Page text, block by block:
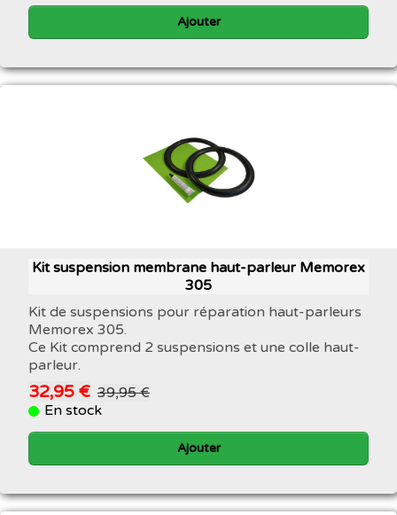
Ajouter
Kit suspension membrane haut-parleur Memorex
305
Kit de suspensions pour réparation haut-parleurs
Memorex 305.
Ce Kit comprend 2 suspensions et une colle haut-
parleur.
32,95 € 39,95 €
En stock
Ajouter